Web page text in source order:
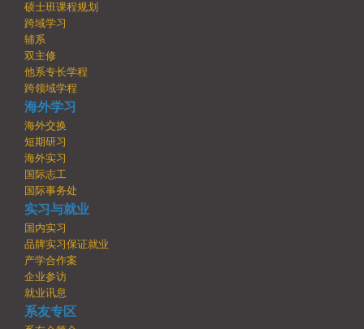
硕士班课程规划
跨域学习
辅系
双主修
他系专长学程
跨领域学程
海外学习
海外交换
短期研习
海外实习
国际志工
国际事务处
实习与就业
国内实习
品牌实习保证就业
产学合作案
企业参访
就业讯息
系友专区